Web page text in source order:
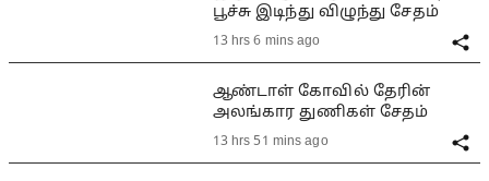
பூச்சு இடிந்து விழுந்து சேதம்
13 hrs 6 mins ago
ஆண்டாள் கோவில் தேரின்
அலங்கார துணிகள் சேதம்
13 hrs 51 mins ago